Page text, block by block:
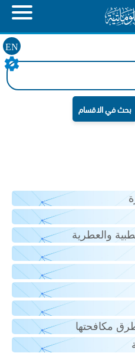
EN
والعطرية
مكافحتها